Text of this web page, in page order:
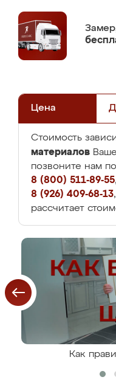
Цена
Стоимость
материалов
позвоните нам
8 (800) 511-89-55,
8 (926) 409-68-13
рассчитает
Как